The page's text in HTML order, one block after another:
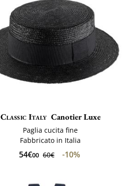
Classic Italy Canotier Luxe
Paglia cucita fine
Fabbricato in Italia
54€00 60€ -10%